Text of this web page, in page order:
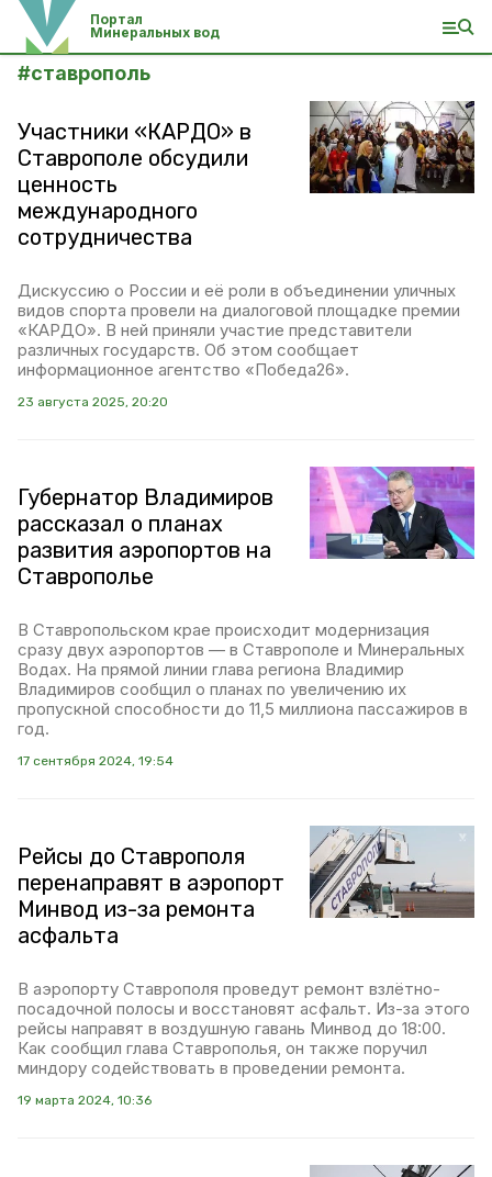
Портал
Минеральных вод
#ставрополь
Участники «КАРДО» в
Ставрополе обсудили
ценность
международного
сотрудничества
Дискуссию о России и её роли в объединении уличных
видов спорта провели на диалоговой площадке премии
«КАРДО». В ней приняли участие представители
различных государств. Об этом сообщает
информационное агентство «Победа26».
23 августа 2025, 20:20
Губернатор Владимиров
рассказал о планах
развития аэропортов на
Ставрополье
В Ставропольском крае происходит модернизация
сразу двух аэропортов — в Ставрополе и Минеральных
Водах. На прямой линии глава региона Владимир
Владимиров сообщил о планах по увеличению их
пропускной способности до 11,5 миллиона пассажиров в
год.
17 сентября 2024, 19:54
Рейсы до Ставрополя
перенаправят в аэропорт
Минвод из-за ремонта
асфальта
В аэропорту Ставрополя проведут ремонт взлётно-
посадочной полосы и восстановят асфальт. Из-за этого
рейсы направят в воздушную гавань Минвод до 18:00.
Как сообщил глава Ставрополья, он также поручил
миндору содействовать в проведении ремонта.
19 марта 2024, 10:36